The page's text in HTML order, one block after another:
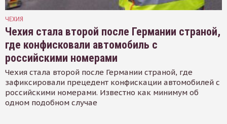
ЧЕХИЯ
Чехия стала второй после Германии страной,
где конфисковали автомобиль с
российскими номерами
Чехия стала второй после Германии страной, где
зафиксировали прецедент конфискации автомобилей с
российскими номерами. Известно как минимум об
одном подобном случае